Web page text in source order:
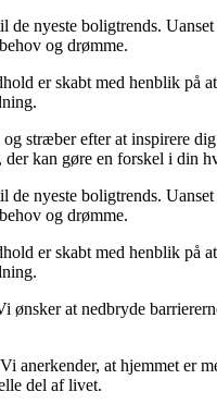
nyeste boligtrends.
og drømme.
er skabt med henblik på
efter at inspirere
kan gøre en forskel i din
nyeste boligtrends.
og drømme.
er skabt med henblik på
at nedbryde
at hjemmet er
del af livet.